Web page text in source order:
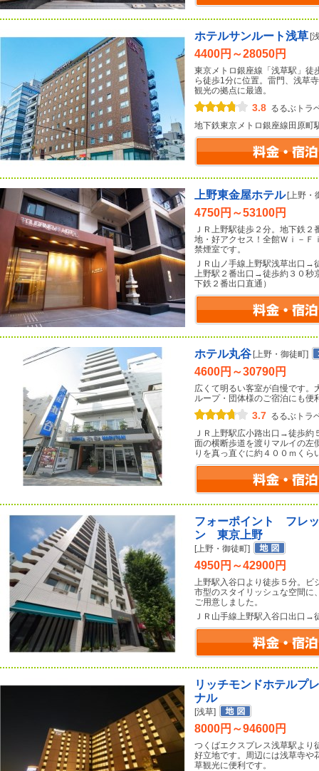
ホテルサンルート浅草 [
4400円～28050円
東京メトロ銀座線「浅草駅」徒
ら徒歩1分に位置。雷門、浅草
観光の拠点に最適。
3.8 るるぶトラ
地下鉄東京メトロ銀座線田原
上野東金屋ホテル [上野・
4750円～53100円
ＪＲ上野駅徒歩２分。地下鉄
地・好アクセス！全館Ｗｉ－
禁煙室です。
ＪＲ山ノ手線上野駅浅草出口→
上野駅２番出口→徒歩約３０秒
下鉄２番出口直通）
ホテル丸谷 [上野・御徒町]
4600円～30790円
広くて明るい客室が自慢です。
ループ・団体様のご宿泊にも便
3.7 るるぶトラ
ＪＲ上野駅広小路出口→徒歩約
面の横断歩道を渡りマルイの左
りを真っ直ぐに約４００ｍくら
フォーポイント フレ
ン 東京上野
[上野・御徒町]
4950円～42900円
上野駅入谷口より徒歩５分。ビ
市型のスタイリッシュな空間に
ご用意しました。
ＪＲ山手線上野駅入谷口出口→
リッチモンドホテルプ
ナル
[浅草]
8000円～94600円
つくばエクスプレス浅草駅より
好立地です。周辺には浅草寺や
草観光に便利です。